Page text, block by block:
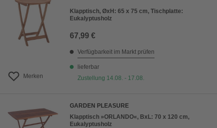
Merken
Klapptisch, ØxH: 65 x 75 cm, Tischplatte:
Eukalyptusholz
67,99 €
Verfügbarkeit im Markt prüfen
lieferbar
Zustellung 14.08. - 17.08.
GARDEN PLEASURE
Klapptisch »ORLANDO«, BxL: 70 x 120 cm,
Eukalyptusholz